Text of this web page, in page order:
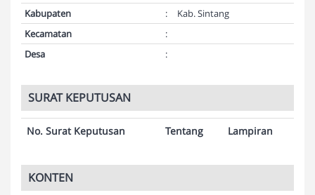
Kabupaten
:
Kab. Sintang
Kecamatan
:
Desa
:
SURAT KEPUTUSAN
No. Surat Keputusan Tentang Lampiran
KONTEN